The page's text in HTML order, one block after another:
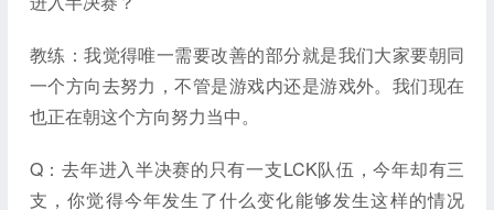
教练：我觉得唯一需要改善的部分就是我们大家要朝同
一个方向去努力，不管是游戏内还是游戏外。我们现在
也正在朝这个方向努力当中。
Q：去年进入半决赛的只有一支LCK队伍，今年却有三
支，你觉得今年发生了什么变化能够发生这样的情况